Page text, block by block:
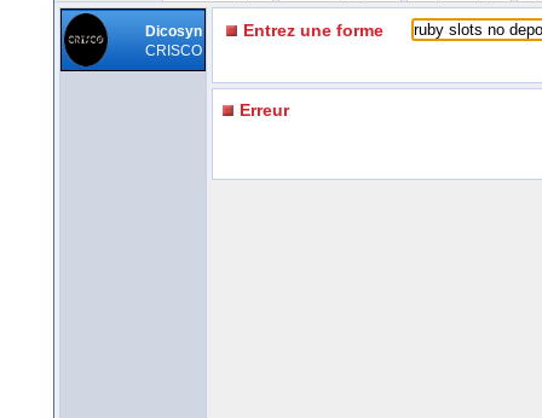
Dicosyn
CRISCO
Entrez une forme
Erreur